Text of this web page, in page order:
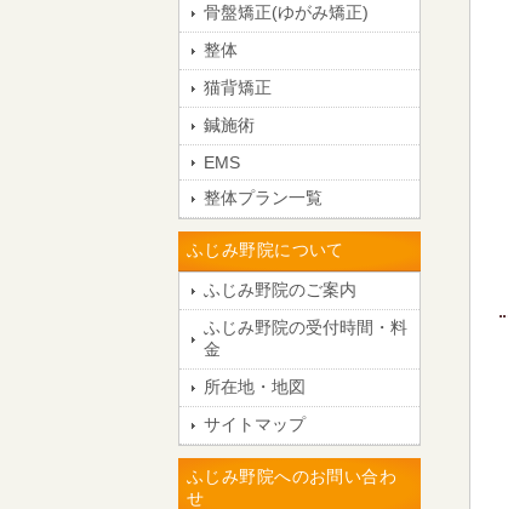
骨盤矯正(ゆがみ矯正)
整体
猫背矯正
鍼施術
EMS
整体プラン一覧
ふじみ野院について
ふじみ野院のご案内
ふじみ野院の受付時間・料
金
所在地・地図
サイトマップ
ふじみ野院へのお問い合わ
せ